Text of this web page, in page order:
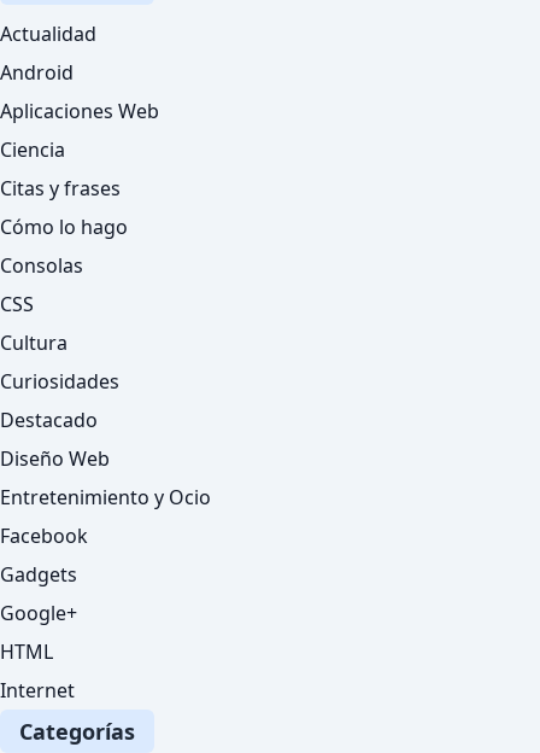
Actualidad
Android
Aplicaciones Web
Ciencia
Citas y frases
Cómo lo hago
Consolas
CSS
Cultura
Curiosidades
Destacado
Diseño Web
Entretenimiento y Ocio
Facebook
Gadgets
Google+
HTML
Internet
Categorías